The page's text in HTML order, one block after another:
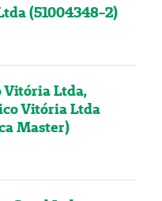
(51004348-2)
Vitória Ltda,
Vitória Ltda
Master)